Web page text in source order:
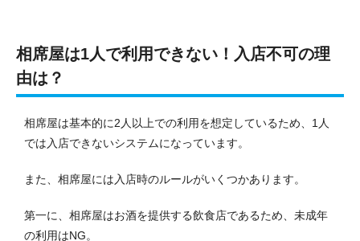
相席屋は1人で利用できない！入店不可の理
由は？
相席屋は基本的に2人以上での利用を想定しているため、1人
では入店できないシステムになっています。
また、相席屋には入店時のルールがいくつかあります。
第一に、相席屋はお酒を提供する飲食店であるため、未成年
の利用はNG。